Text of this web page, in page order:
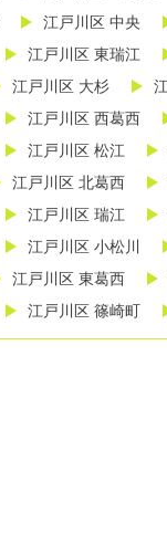
江戸川区 中央
江戸川区 東瑞江
江戸川区 大杉
江戸川区 西葛西
江戸川区 松江
江戸川区 北葛西
江戸川区 瑞江
江戸川区 小松川
江戸川区 東葛西
江戸川区 篠崎町